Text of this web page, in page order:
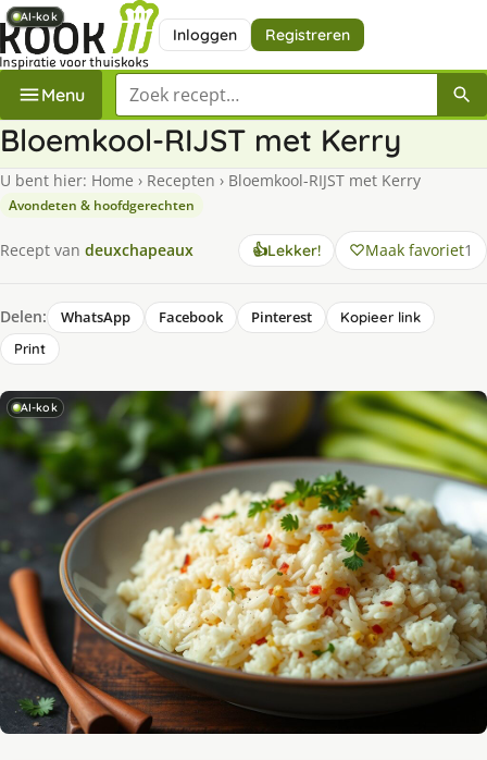
Inloggen Registreren
Menu Zoek een recept
Bloemkool-RIJST met Kerry
U bent hier: Home › Recepten › Bloemkool-RIJST met Kerry
Avondeten & hoofdgerechten
Recept van deuxchapeaux 👍Lekker! Maak favoriet1
Delen: WhatsApp Facebook Pinterest
Kopieer link
Print
AI-kok
AI-kok
AI-kok
AI-kok
AI-kok